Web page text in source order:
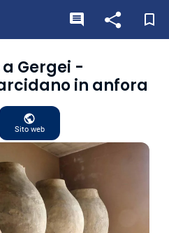
Gergei -
in anfora
Sito web